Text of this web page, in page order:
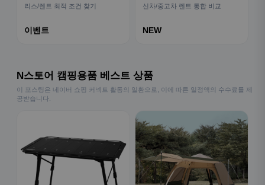
리스/렌트 최적 조건 찾기
이벤트
신차/중고차 렌트 통합 비교
NEW
N스토어 캠핑용품 베스트 상품
이 포스팅은 네이버 쇼핑 커넥트 활동의 일환으로, 이에 따른 일정액의 수수료를 제
공받습니다.